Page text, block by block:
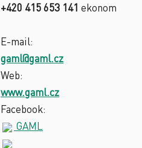
+420 415 653 141 ekonom
E-mail:
gaml@gaml.cz
Web:
www.gaml.cz
Facebook:
GAML